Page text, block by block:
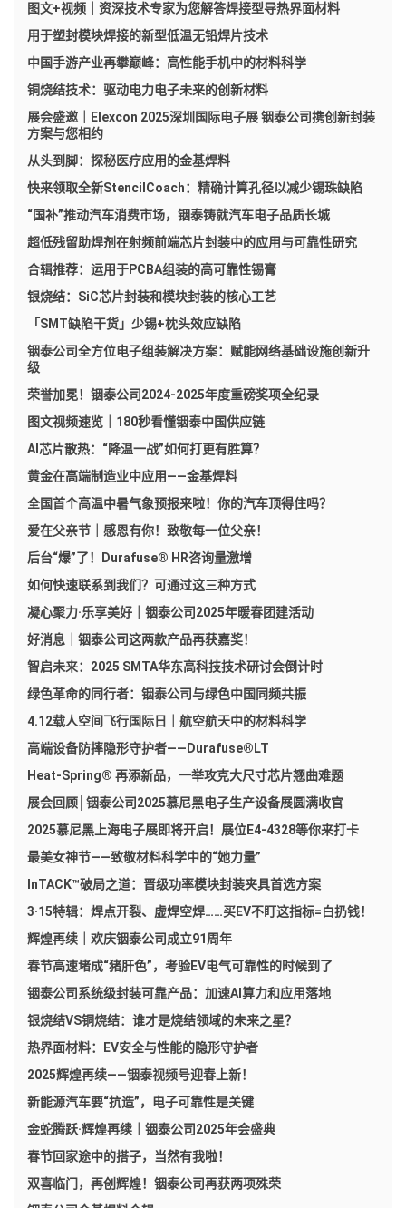
图文+视频｜资深技术专家为您解答焊接型导热界面材料
用于塑封模块焊接的新型低温无铅焊片技术
中国手游产业再攀巅峰：高性能手机中的材料科学
铜烧结技术：驱动电力电子未来的创新材料
展会盛邀｜Elexcon 2025深圳国际电子展 铟泰公司携创新封装
方案与您相约
从头到脚：探秘医疗应用的金基焊料
快来领取全新StencilCoach：精确计算孔径以减少锡珠缺陷
“国补”推动汽车消费市场，铟泰铸就汽车电子品质长城
超低残留助焊剂在射频前端芯片封装中的应用与可靠性研究
合辑推荐：运用于PCBA组装的高可靠性锡膏
银烧结：SiC芯片封装和模块封装的核心工艺
「SMT缺陷干货」少锡+枕头效应缺陷
铟泰公司全方位电子组装解决方案：赋能网络基础设施创新升
级
荣誉加冕！铟泰公司2024-2025年度重磅奖项全纪录
图文视频速览｜180秒看懂铟泰中国供应链
AI芯片散热：“降温一战”如何打更有胜算？
黄金在高端制造业中应用——金基焊料
全国首个高温中暑气象预报来啦！你的汽车顶得住吗？
爱在父亲节｜感恩有你！致敬每一位父亲！
后台“爆”了！Durafuse® HR咨询量激增
如何快速联系到我们？可通过这三种方式
凝心聚力·乐享美好｜铟泰公司2025年暖春团建活动
好消息｜铟泰公司这两款产品再获嘉奖！
智启未来：2025 SMTA华东高科技技术研讨会倒计时
绿色革命的同行者：铟泰公司与绿色中国同频共振
4.12载人空间飞行国际日｜航空航天中的材料科学
高端设备防摔隐形守护者——Durafuse®LT
Heat-Spring® 再添新品，一举攻克大尺寸芯片翘曲难题
展会回顾│铟泰公司2025慕尼黑电子生产设备展圆满收官
2025慕尼黑上海电子展即将开启！展位E4-4328等你来打卡
最美女神节——致敬材料科学中的“她力量”
InTACK™破局之道：晋级功率模块封装夹具首选方案
3·15特辑：焊点开裂、虚焊空焊……买EV不盯这指标=白扔钱！
辉煌再续｜欢庆铟泰公司成立91周年
春节高速堵成“猪肝色”，考验EV电气可靠性的时候到了
铟泰公司系统级封装可靠产品：加速AI算力和应用落地
银烧结VS铜烧结：谁才是烧结领域的未来之星？
热界面材料：EV安全与性能的隐形守护者
2025辉煌再续——铟泰视频号迎春上新！
新能源汽车要“抗造”，电子可靠性是关键
金蛇腾跃·辉煌再续｜铟泰公司2025年会盛典
春节回家途中的搭子，当然有我啦！
双喜临门，再创辉煌！铟泰公司再获两项殊荣